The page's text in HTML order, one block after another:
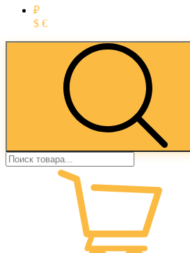
₽
$ €